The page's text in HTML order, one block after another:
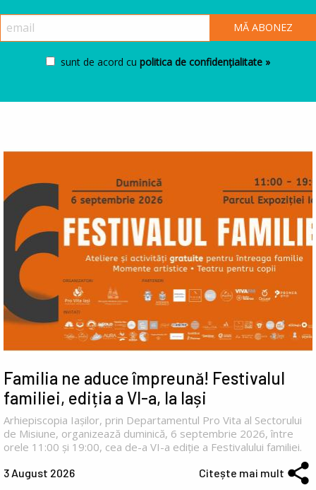
sunt de acord cu politica de confidențialitate »
Familia ne aduce împreună! Festivalul
familiei, ediția a VI-a, la Iași
Arhiepiscopia Iașilor, prin Departamentul Pro Vita al Sectorului
de Misiune, organizează duminică, 6 septembrie 2026, între
orele 11:00 și 19:00, cea de-a VI-a ediție a Festivalului familiei.
3 August 2026 Citește mai mult